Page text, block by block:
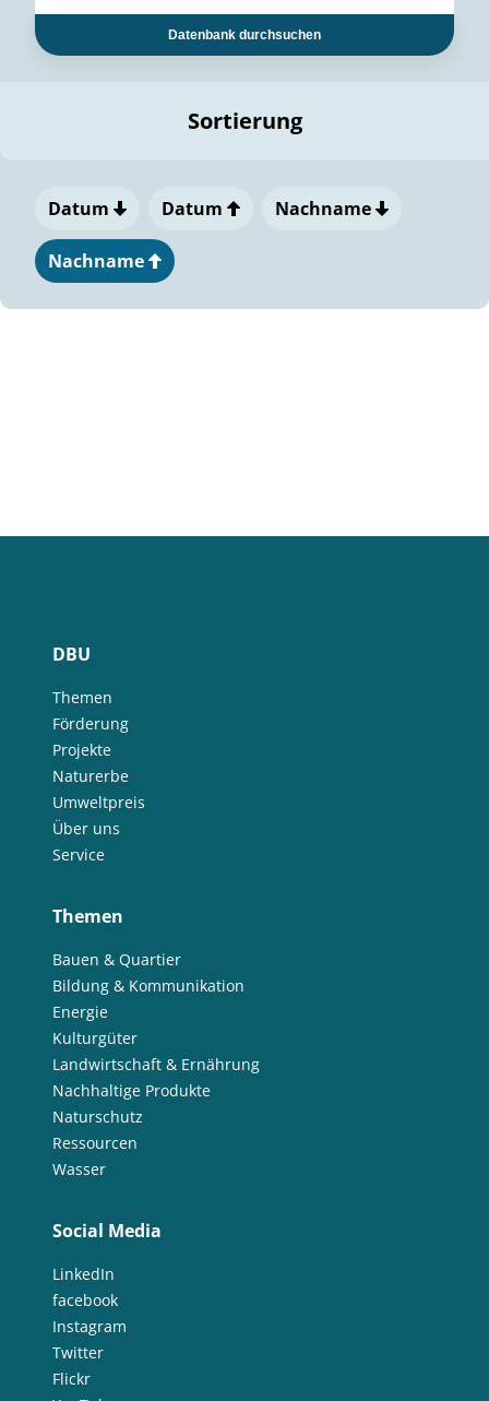
Datenbank durchsuchen
Sortierung
Datum Datum Nachname
Nachname
DBU
Themen
Förderung
Projekte
Naturerbe
Umweltpreis
Über uns
Service
Themen
Bauen & Quartier
Bildung & Kommunikation
Energie
Kulturgüter
Landwirtschaft & Ernährung
Nachhaltige Produkte
Naturschutz
Ressourcen
Wasser
Social Media
LinkedIn
facebook
Instagram
Twitter
Flickr